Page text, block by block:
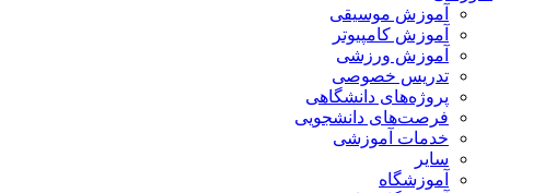
آموزش موسیقی
آموزش کامپیوتر
آموزش ورزشی
تدریس خصوصی
پروژه‌های دانشگاهی
فرصت‌های دانشجویی
خدمات آموزشی
سایر
آموزشگاه